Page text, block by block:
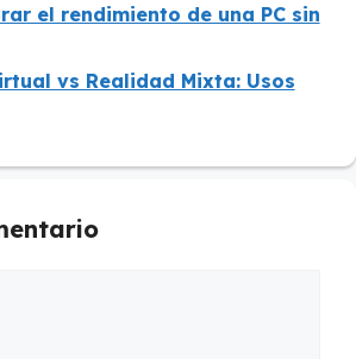
el rendimiento de una PC sin
vs Realidad Mixta: Usos